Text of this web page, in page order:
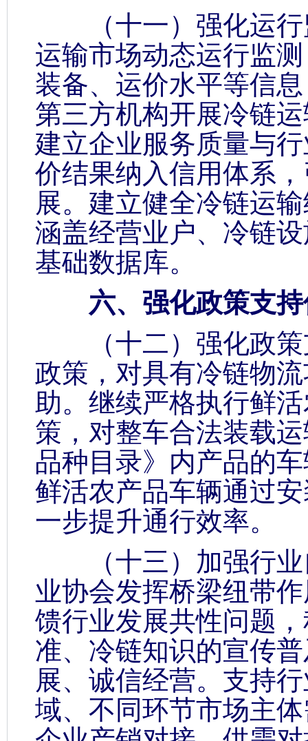
（十一）强化运行
运输市场动态运行监
装备、运价水平等信
第三方机构开展冷链
建立企业服务质量与
价结果纳入信用体系
展。建立健全冷链运
涵盖经营业户、冷链
基础数据库。
六、强化政策支持
（十二）强化政策
政策，对具有冷链物
助。继续严格执行鲜
策，对整车合法装载
品种目录》内产品的
鲜活农产品车辆通过
一步提升通行效率。
（十三）加强行业
业协会发挥桥梁纽带
馈行业发展共性问题
准、冷链知识的宣传
展、诚信经营。支持
域、不同环节市场主